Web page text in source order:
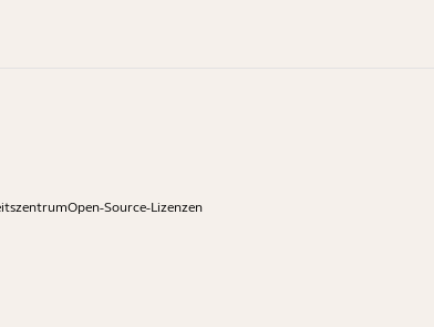
Open-Source-Lizenzen